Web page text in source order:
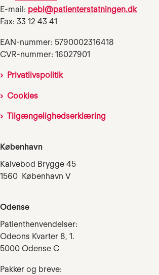
E-mail: pebl@patienterstatningen.dk
Fax: 33 12 43 41
EAN-nummer: 5790002316418
CVR-nummer: 16027901
Privatlivspolitik
Cookies
Tilgængelighedserklæring
København
Kalvebod Brygge 45
1560 København V
Odense
Patienthenvendelser:
Odeons Kvarter 8, 1.
5000 Odense C
Pakker og breve: